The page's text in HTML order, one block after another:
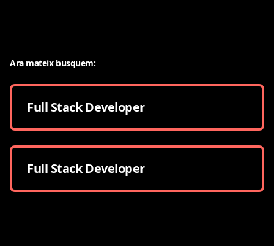
Ara mateix busquem:
Full Stack Developer
Full Stack Developer